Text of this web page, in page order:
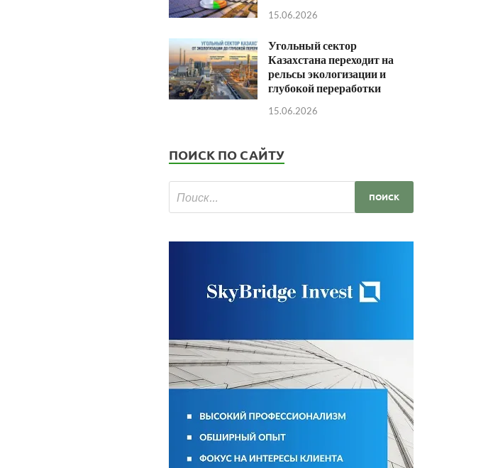
15.06.2026
Угольный сектор
Казахстана переходит на
рельсы экологизации и
глубокой переработки
15.06.2026
ПОИСК ПО САЙТУ